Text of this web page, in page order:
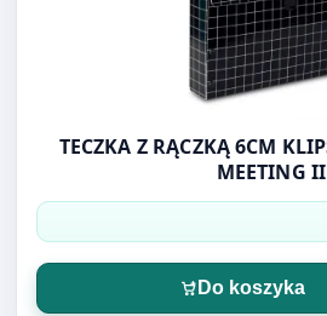
TECZKA Z RĄCZKĄ 6CM KLIPSEM ZAMYKANA
MEETING II
Do koszyka